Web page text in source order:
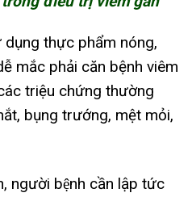
thực phẩm nóng,
mắc phải căn bệnh viêm
triệu chứng thường
bụng trướng, mệt mỏi,
người bệnh cần lập tức